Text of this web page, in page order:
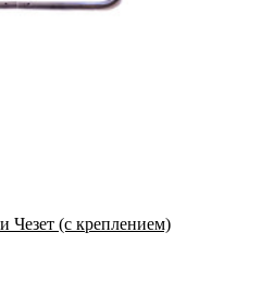
Чезет (с креплением)